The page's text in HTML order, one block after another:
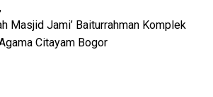
Masjid Jami’ Baiturrahman Komplek
Citayam Bogor